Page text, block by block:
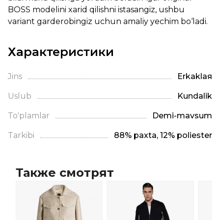
BOSS modelini xarid qilishni istasangiz, ushbu
variant garderobingiz uchun amaliy yechim bo‘ladi.
Характеристики
Jins Erkaklая
Uslub Kundalik
To'plamlar Demi-mavsum
Tarkibi 88% paxta, 12% poliester
Также смотрят